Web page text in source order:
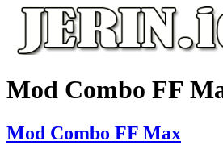
Langsung
Mod Combo FF
Mod Combo FF Max